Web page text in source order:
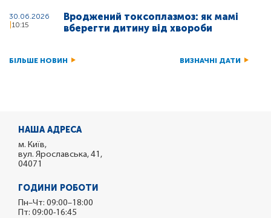
30.06.2026
10:15
Вроджений токсоплазмоз: як мамі
вберегти дитину від хвороби
БІЛЬШЕ НОВИН ВИЗНАЧНІ ДАТИ
НАША АДРЕСА
м. Київ,
вул. Ярославська, 41,
04071
ГОДИНИ РОБОТИ
Пн–Чт: 09:00–18:00
Пт: 09:00-16:45